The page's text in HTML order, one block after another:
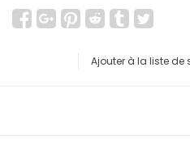
Ajouter à la liste de